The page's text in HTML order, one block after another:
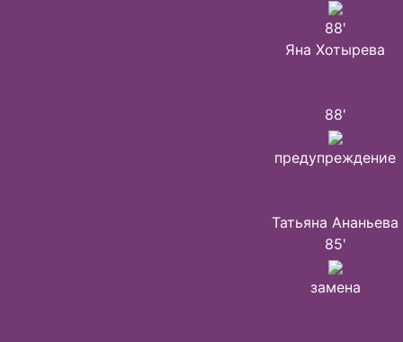
88'
Яна Хотырева
88'
предупреждение
Татьяна Ананьева
85'
замена